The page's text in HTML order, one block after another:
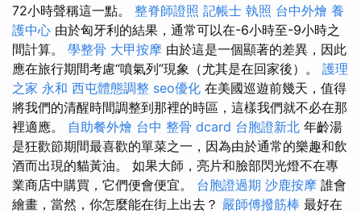
72小時聲稱這一點。 整脊師證照 記帳士 執照 台中外燴 養
護中心 由於匈牙利的結果，通常可以在-6小時至-9小時之
間計算。 學整骨 大甲按摩 由於這是一個顯著的差異，因此
應在旅行期間考慮“噴氣列”現象（尤其是在回家後）。 護理
之家 永和 西屯體態調整 seo優化 在美國巡遊前幾天，值得
將我們的清醒時間調整到那裡的時區，這樣我們就不必在那
裡適應。 自助餐外燴 台中 整骨 dcard 台胞證新北 年齡湯
是狂歡節期間最喜歡的單菜之一，因為由於通常的樂趣和飲
酒而出現的貓黃油。 如果大師，亮片和臉部閃光燈不在專
業商店中購買，它們便會便宜。 台胞證過期 沙鹿按摩 誰會
繪畫，當然，你怎麼能在街上出去？ 嚴師傅撥筋棒 最好在